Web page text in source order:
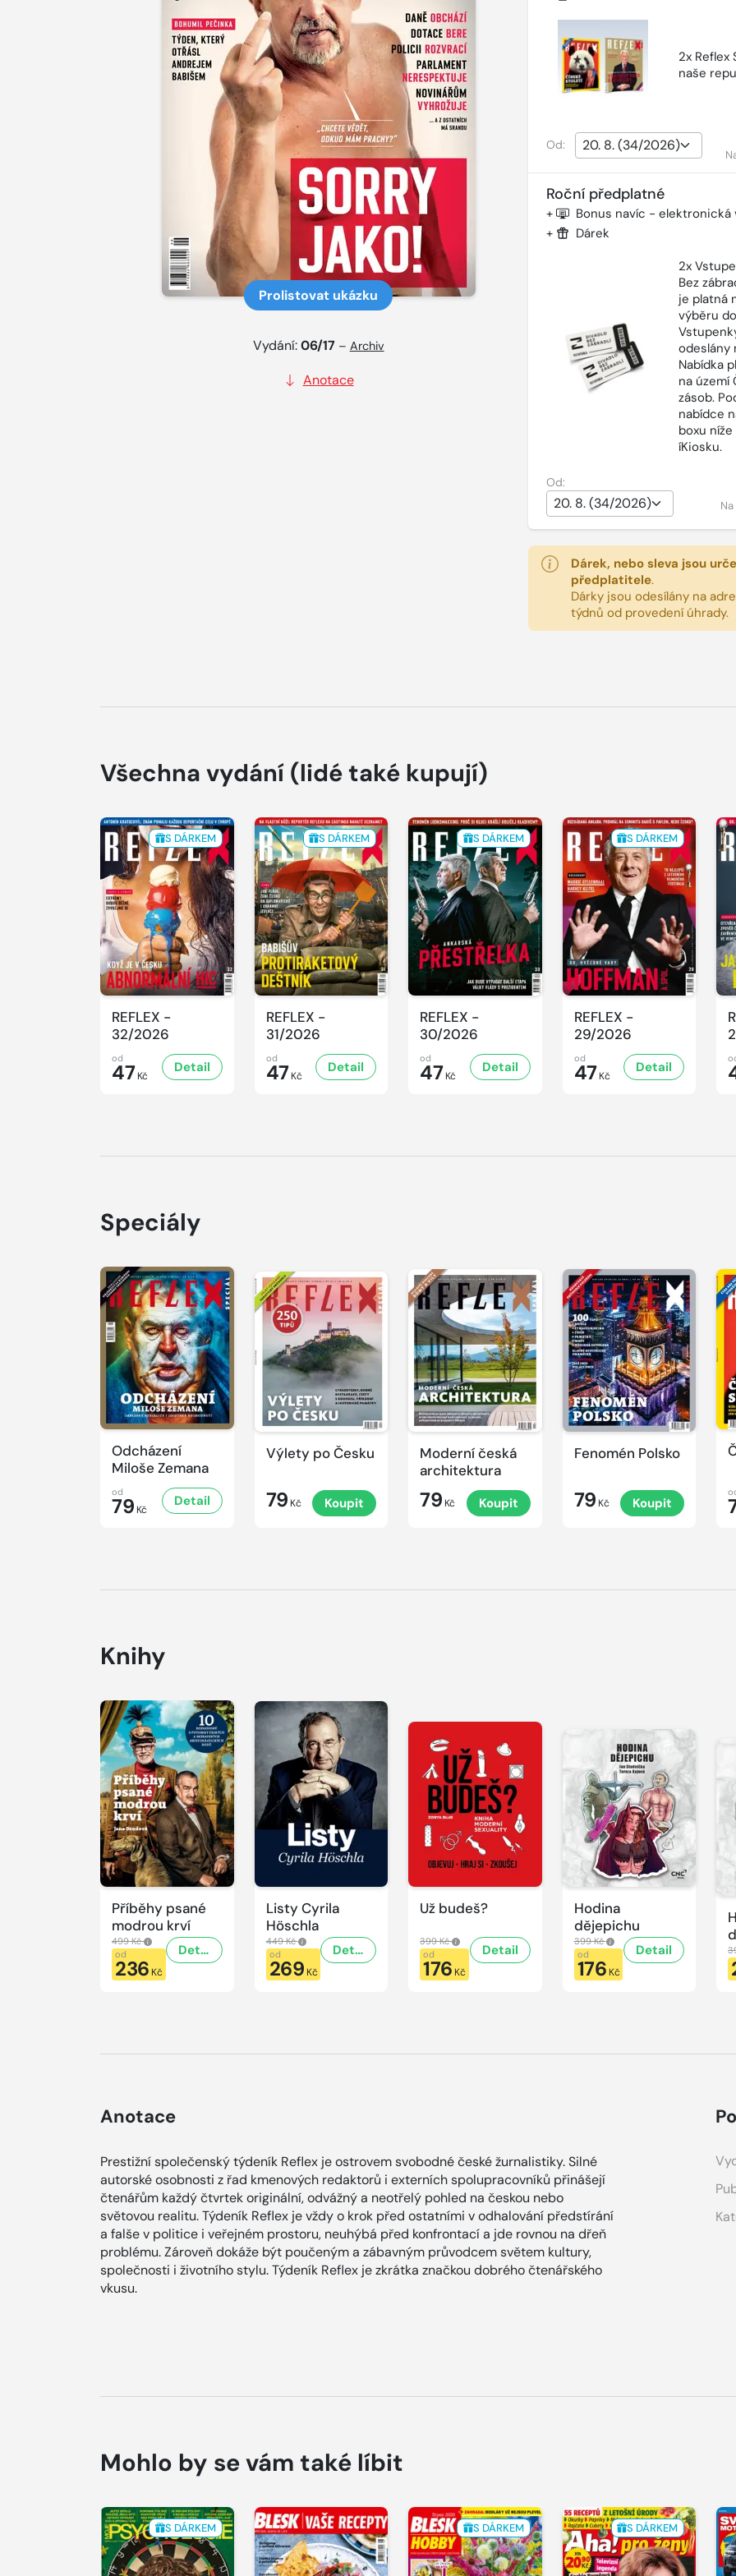
Prolistovat ukázku
Vydání:06/17 – Archiv
Anotace
2x
naše
Od:
Roční předplatné
+ Bonus navíc - elektronická
+
Dárek
2x
Bez
je platná
výběru
odeslány
Nabídka
na území
zásob.
nabídce
boxu
íKiosku.
Od:
Dárek, nebo sleva jsou
předplatitele.
Dárky jsou odesílány na
týdnů od provedení úhrady.
Všechna vydání (lidé také kupují)
S DÁRKEM
REFLEX -
32/2026
od
47 Kč
Detail
S DÁRKEM
REFLEX -
31/2026
od
47 Kč
Detail
S DÁRKEM
REFLEX -
30/2026
od
47 Kč
Detail
S DÁRKEM
REFLEX -
29/2026
od
47 Kč
Detail
Speciály
Odcházení
Miloše Zemana
od
79 Kč
Detail
Výlety po Česku
79 Kč Koupit
Moderní česká
architektura
79 Kč Koupit
Fenomén Polsko
79 Kč Koupit
Knihy
Příběhy psané
modrou krví
499 Kč
od
236 Kč
Detail
Listy Cyrila
Höschla
449 Kč
od
269 Kč
Detail
Už budeš?
399 Kč
od
176 Kč
Detail
Hodina
dějepichu
399 Kč
od
176 Kč
Detail
Anotace
Prestižní společenský týdeník Reflex je ostrovem svobodné české žurnalistiky. Silné
autorské osobnosti z řad kmenových redaktorů i externích spolupracovníků přinášejí
čtenářům každý čtvrtek originální, odvážný a neotřelý pohled na českou nebo
světovou realitu. Týdeník Reflex je vždy o krok před ostatními v odhalování předstírání
a falše v politice i veřejném prostoru, neuhýbá před konfrontací a jde rovnou na dřeň
problému. Zároveň dokáže být poučeným a zábavným průvodcem světem kultury,
společnosti i životního stylu. Týdeník Reflex je zkrátka značkou dobrého čtenářského
vkusu.
Mohlo by se vám také líbit
S DÁRKEM S DÁRKEM S DÁRKEM